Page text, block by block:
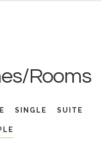
Rooms
SINGLE SUITE